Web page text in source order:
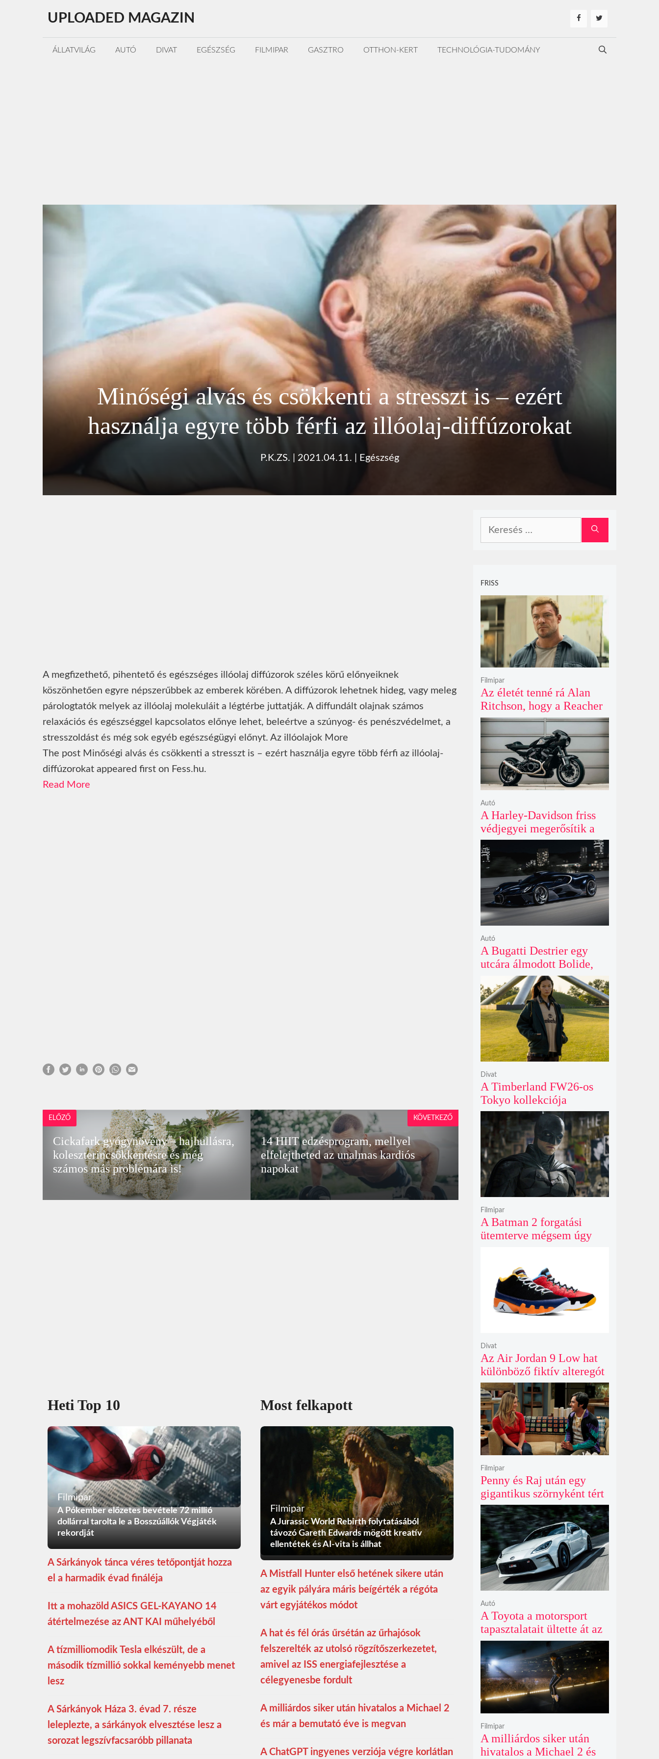
tartalomba
UPLOADED MAGAZIN
ÁLLATVILÁG AUTÓ DIVAT EGÉSZSÉG FILMIPAR GASZTRO OTTHON-KERT TECHNOLÓGIA-TUDOMÁNY
Minőségi alvás és csökkenti a stresszt is – ezért
használja egyre több férfi az illóolaj-diffúzorokat
P.K.ZS. 2021.04.11. Egészség
A megfizethető, pihentető és egészséges illóolaj diffúzorok széles körű előnyeiknek
köszönhetően egyre népszerűbbek az emberek körében. A diffúzorok lehetnek hideg, vagy meleg
párologtatók melyek az illóolaj molekuláit a légtérbe juttatják. A diffundált olajnak számos
relaxációs és egészséggel kapcsolatos előnye lehet, beleértve a szúnyog- és penészvédelmet, a
stresszoldást és még sok egyéb egészségügyi előnyt. Az illóolajok More
The post Minőségi alvás és csökkenti a stresszt is – ezért használja egyre több férfi az illóolaj-
diffúzorokat appeared first on Fess.hu.
Read More
ELŐZŐ
Cickafark gyógynövény – hajhullásra,
koleszterincsökkentésre és még
számos más problémára is!
14 HIIT edzésprogram, mellyel
elfelejtheted az unalmas kardiós
napokat
KÖVETKEZŐ
Heti Top 10
Filmipar
A Pókember előzetes bevétele 72 millió
dollárral tarolta le a Bosszúállók Végjáték
rekordját
A Sárkányok tánca véres tetőpontját hozza
el a harmadik évad fináléja
Itt a mohazöld ASICS GEL-KAYANO 14
átértelmezése az ANT KAI műhelyéből
A tízmilliomodik Tesla elkészült, de a
második tízmillió sokkal keményebb menet
lesz
A Sárkányok Háza 3. évad 7. része
leleplezte, a sárkányok elvesztése lesz a
sorozat legszívfacsaróbb pillanata
Most felkapott
Filmipar
A Jurassic World Rebirth folytatásából
távozó Gareth Edwards mögött kreatív
ellentétek és AI-vita is állhat
A Mistfall Hunter első hetének sikere után
az egyik pályára máris beígérték a régóta
várt egyjátékos módot
A hat és fél órás űrsétán az űrhajósok
felszerelték az utolsó rögzítőszerkezetet,
amivel az ISS energiafejlesztése a
célegyenesbe fordult
A milliárdos siker után hivatalos a Michael 2
és már a bemutató éve is megvan
A ChatGPT ingyenes verziója végre korlátlan
FRISS
Az életét tenné rá Alan
Ritchson, hogy a Reacher
negyedik évada mindent
felülmúl
Filmipar
A Harley-Davidson friss
védjegyei megerősítik a
lenyűgöző café racer és
flat tracker szériagyártását
Autó
A Bugatti Destrier egy
utcára álmodott Bolide,
ami a pályaautók
brutalitását öltözteti
egyedi karosszériába
Autó
A Timberland FW26-os
Tokyo kollekciója
flanellel, kordbársonnyal
és bőrrel gondolja újra az
időtlen örökséget
Divat
A Batman 2 forgatási
ütemterve mégsem úgy
Filmipar
Az Air Jordan 9 Low hat
különböző fiktív alteregót
gyúr egyetlen őrült
dizájnba
Divat
Penny és Raj után egy
gigantikus szörnyként tért
vissza valaki az
Agymenők legújabb spin-
offjában
Filmipar
A Toyota a motorsport
tapasztalatait ültette át az
új GR86 vezethetőségébe
és biztonságába
Autó
A milliárdos siker után
hivatalos a Michael 2 és
Filmipar